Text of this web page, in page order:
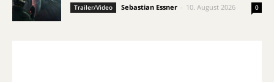
Trailer/Video Sebastian Essner 10. August 2026 0